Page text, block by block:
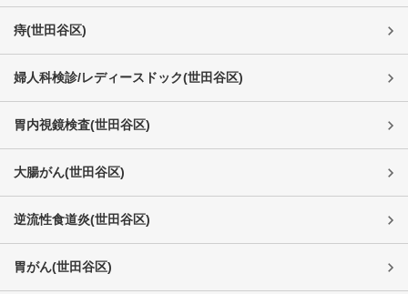
痔(世田谷区)
婦人科検診/レディースドック(世田谷区)
胃内視鏡検査(世田谷区)
大腸がん(世田谷区)
逆流性食道炎(世田谷区)
胃がん(世田谷区)